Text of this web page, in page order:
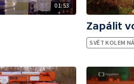
01:53
Zapálit
SVĚT KOLEM